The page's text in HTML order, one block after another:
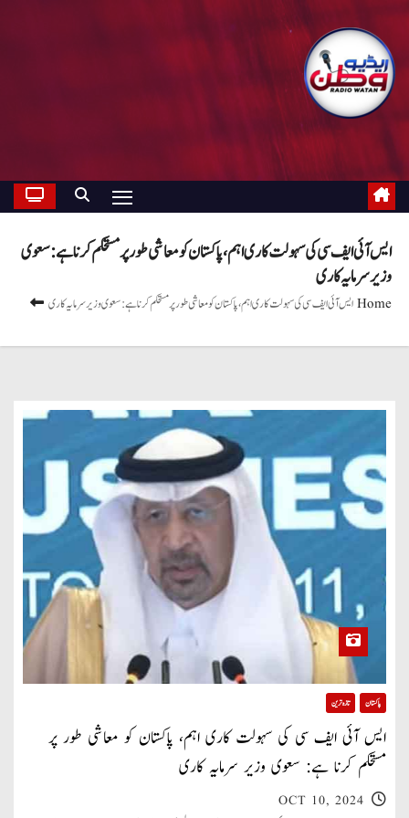
ایس آئی ایف سی کی سہولت کاری اہم، پاکستان کو معاشی طور پر مستحکم کرنا ہے: سعوی
وزیر سرمایہ کاری
Homeایس آئی ایف سی کی سہولت کاری اہم، پاکستان کو معاشی طور پر مستحکم کرنا ہے: سعوی وزیر سرمایہ کاری
پاکستان تازہ ترین
ایس آئی ایف سی کی سہولت کاری اہم، پاکستان کو معاشی طور پر
مستحکم کرنا ہے: سعوی وزیر سرمایہ کاری
OCT 10, 2024